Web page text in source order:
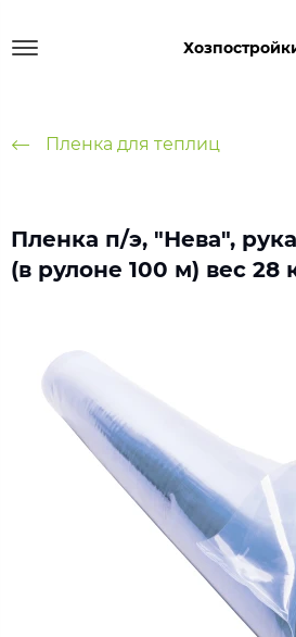
Пленка для теплиц
Пленка п/э, "Нева",
(в рулоне 100 м) вес 28